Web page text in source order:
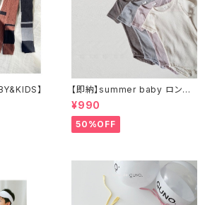
】
【即納】summer baby ロンパ
ース
¥990
50%OFF